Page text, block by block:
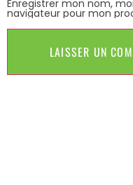
Enregistrer mon nom,
navigateur pour mon